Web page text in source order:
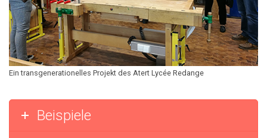
Ein transgenerationelles Projekt des Atert Lycée Redange
Beispiele